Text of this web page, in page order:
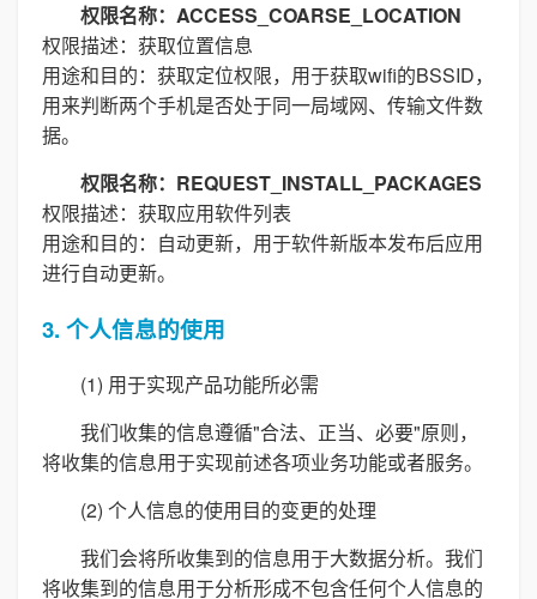
权限名称：ACCESS_COARSE_LOCATION
权限描述：获取位置信息
用途和目的：获取定位权限，用于获取wifi的BSSID，
用来判断两个手机是否处于同一局域网、传输文件数
据。
权限名称：REQUEST_INSTALL_PACKAGES
权限描述：获取应用软件列表
用途和目的：自动更新，用于软件新版本发布后应用
进行自动更新。
3. 个人信息的使用
(1) 用于实现产品功能所必需
我们收集的信息遵循"合法、正当、必要"原则，
将收集的信息用于实现前述各项业务功能或者服务。
(2) 个人信息的使用目的变更的处理
我们会将所收集到的信息用于大数据分析。我们
将收集到的信息用于分析形成不包含任何个人信息的